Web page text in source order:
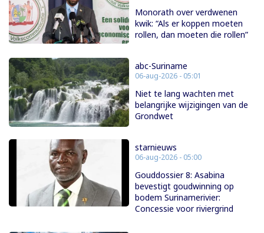
Monorath over verdwenen
kwik: “Als er koppen moeten
rollen, dan moeten die rollen”
abc-Suriname
06-aug-2026 - 05:01
Niet te lang wachten met
belangrijke wijzigingen van de
Grondwet
starnieuws
06-aug-2026 - 05:00
Gouddossier 8: Asabina
bevestigt goudwinning op
bodem Surinamerivier:
Concessie voor riviergrind